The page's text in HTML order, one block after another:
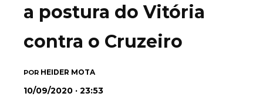
a postura do Vitória
contra o Cruzeiro
POR HEIDER MOTA
10/09/2020 · 23:53